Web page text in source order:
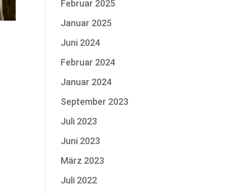
Februar 2025
Januar 2025
Juni 2024
Februar 2024
Januar 2024
September 2023
Juli 2023
Juni 2023
März 2023
Juli 2022